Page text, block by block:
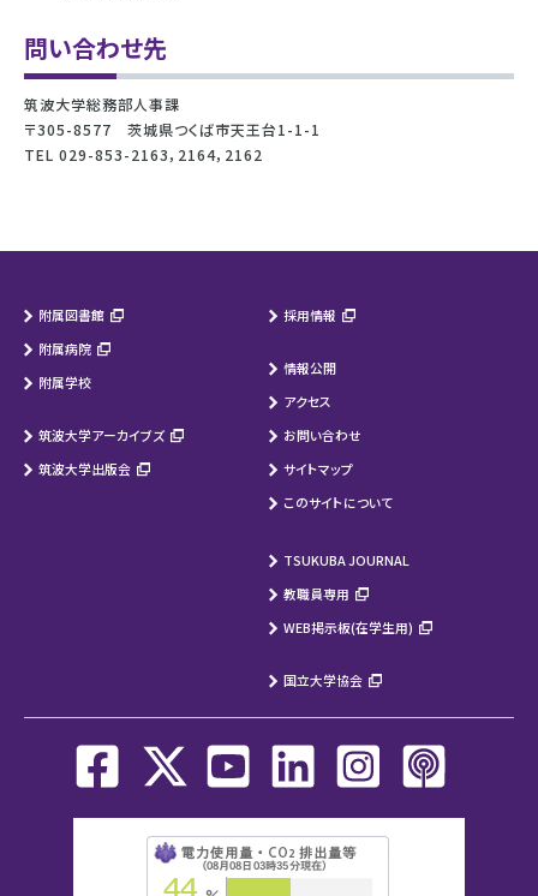
問い合わせ先
筑波大学総務部人事課
〒305-8577 茨城県つくば市天王台1-1-1
TEL 029-853-2163，2164，2162
附属図書館
附属病院
附属学校
筑波大学アーカイブズ
筑波大学出版会
採用情報
情報公開
アクセス
お問い合わせ
サイトマップ
このサイトについて
TSUKUBA JOURNAL
教職員専用
WEB掲示板(在学生用)
国立大学協会